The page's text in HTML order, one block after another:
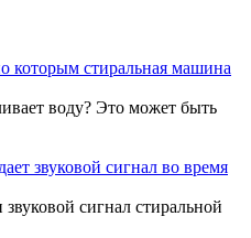
которым стиральная машина
воду? Это может быть
звуковой сигнал во время
сигнал стиральной